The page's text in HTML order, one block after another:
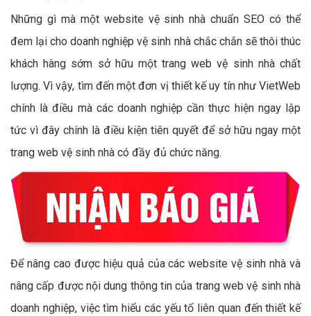
Những gì mà một website vệ sinh nhà chuẩn SEO có thể
đem lại cho doanh nghiệp vệ sinh nhà chắc chắn sẽ thôi thúc
khách hàng sớm sở hữu một trang web vệ sinh nhà chất
lượng. Vì vậy, tìm đến một đơn vị thiết kế uy tín như VietWeb
chính là điều mà các doanh nghiệp cần thực hiện ngay lập
tức vì đây chính là điều kiện tiên quyết để sở hữu ngay một
trang web vệ sinh nhà có đầy đủ chức năng.
Để nâng cao được hiệu quả của các website vệ sinh nhà và
nâng cấp được nội dung thông tin của trang web vệ sinh nhà
doanh nghiệp, việc tìm hiểu các yếu tố liên quan đến thiết kế